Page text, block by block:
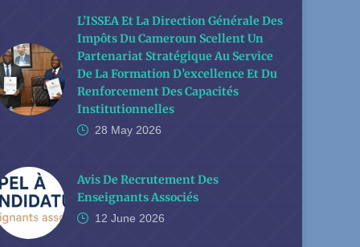
L’ISSEA Et La Direction Générale Des
Impôts Du Cameroun Scellent Un
Partenariat Stratégique Au Service
De La Formation D’excellence Et Du
Renforcement Des Capacités
Institutionnelles
28 May 2026
Avis De Recrutement Des
Enseignants Associés
12 June 2026